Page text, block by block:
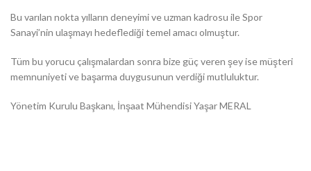
Bu varılan nokta yılların deneyimi ve uzman kadrosu ile Spor
Sanayi’nin ulaşmayı hedeflediği temel amacı olmuştur.
Tüm bu yorucu çalışmalardan sonra bize güç veren şey ise müşteri
memnuniyeti ve başarma duygusunun verdiği mutluluktur.
Yönetim Kurulu Başkanı, İnşaat Mühendisi Yaşar MERAL